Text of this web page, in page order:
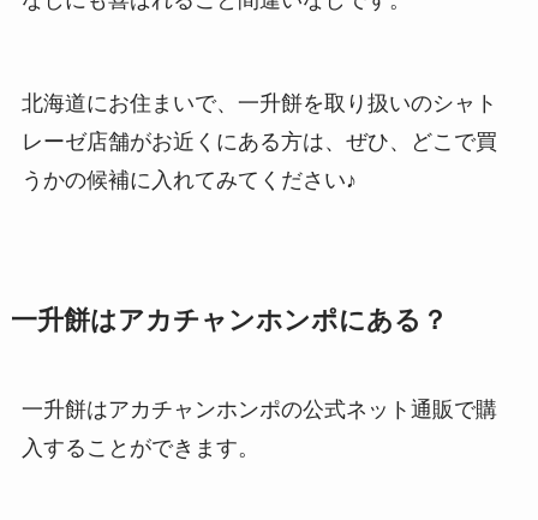
北海道にお住まいで、一升餅を取り扱いのシャト
レーゼ店舗がお近くにある方は、ぜひ、どこで買
うかの候補に入れてみてください♪
一升餅はアカチャンホンポにある？
一升餅はアカチャンホンポの公式ネット通販で購
入することができます。